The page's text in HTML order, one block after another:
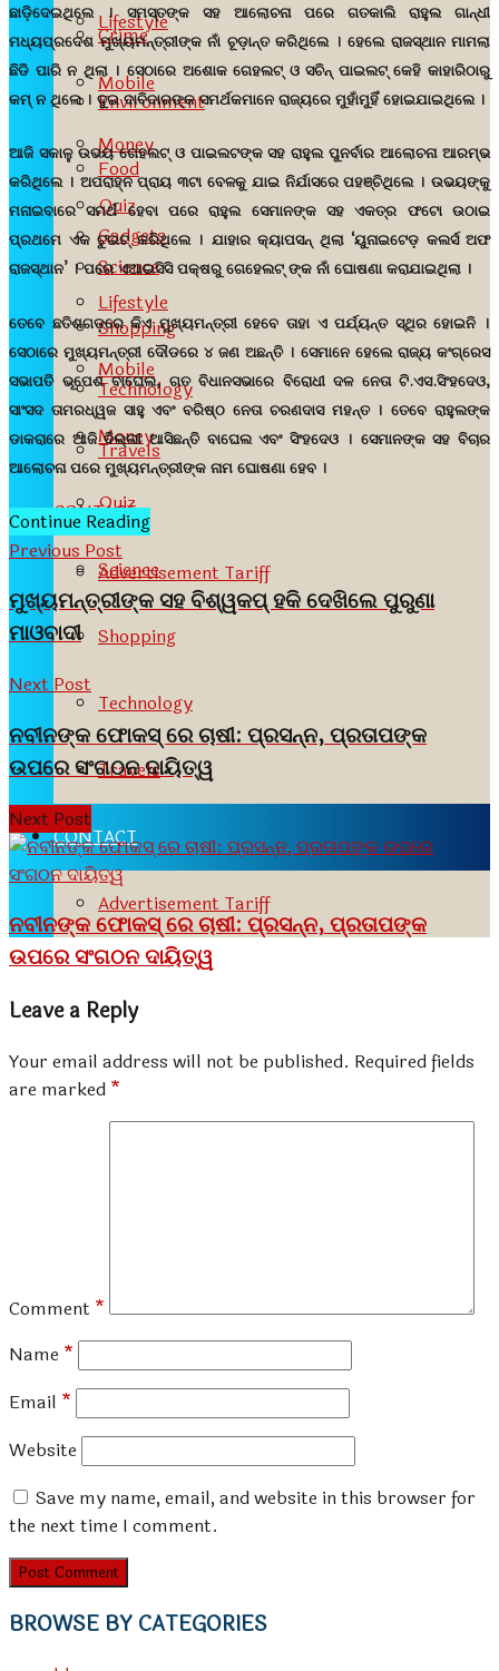
Lifestyle
Mobile
Money
Quiz
Science
Shopping
Technology
Travels
CONTACT
Advertisement Tariff
Crime
Environment
Food
Gadgets
Lifestyle
Mobile
Money
Quiz
Science
Shopping
Technology
Travels
CONTACT
Advertisement Tariff
ଛାଡ଼ିଦେଇଥିଲେ । ସମସ୍ତଙ୍କ ସହ ଆଲୋଚନା ପରେ ଗତକାଲି ରାହୁଲ ଗାନ୍ଧୀ
ମଧ୍ୟପ୍ରଦେଶ ମୁଖ୍ୟମନ୍ତ୍ରୀଙ୍କ ନାଁ ଚୂଡ଼ାନ୍ତ କରିଥିଲେ । ହେଲେ ରାଜସ୍ଥାନ ମାମଲା
ଛିଡି ପାରି ନ ଥିଲା । ସେଠାରେ ଅଶୋକ ଗେହଲଟ୍ ଓ ସଚିନ୍ ପାଇଲଟ୍ କେହି କାହାରିଠାରୁ
କମ୍ ନ ଥିଲେ । ଦୁଇ ଦାବିଦାରଙ୍କ ସମର୍ଥକମାନେ ରାଜ୍ୟରେ ମୁହାଁମୁହିଁ ହୋଇଯାଇଥିଲେ ।
ଆଜି ସକାଳୁ ଉଭୟ ଗେହଲଟ୍ ଓ ପାଇଲଟଙ୍କ ସହ ରାହୁଲ ପୁନର୍ବାର ଆଲୋଚନା ଆରମ୍ଭ
କରିଥିଲେ । ଅପରାହ୍ନ ପ୍ରାୟ ୩ଟା ବେଳକୁ ଯାଇ ନିର୍ଯାସରେ ପହଞ୍ଚିଥିଲେ । ଉଭୟଙ୍କୁ
ମନାଇବାରେ ସମର୍ଥ ହେବା ପରେ ରାହୁଲ ସେମାନଙ୍କ ସହ ଏକତ୍ର ଫଟୋ ଉଠାଇ
ପ୍ରଥମେ ଏକ ଟୁଇଟ୍ କରିଥିଲେ । ଯାହାର କ୍ୟାପସନ୍ ଥିଲା ‘ୟୁନାଇଟେଡ଼ କଲର୍ସ ଅଫ
ରାଜସ୍ଥାନ’ । ପରେ ଏଆଇସିସି ପକ୍ଷରୁ ଗେହେଲଟ୍ ଙ୍କ ନାଁ ଘୋଷଣା କରାଯାଇଥିଲା ।
ତେବେ ଛତିଶଗଡ଼ରେ କିଏ ମୁଖ୍ୟମନ୍ତ୍ରୀ ହେବେ ତାହା ଏ ପର୍ଯ୍ୟନ୍ତ ସ୍ଥିର ହୋଇନି ।
ସେଠାରେ ମୁଖ୍ୟମନ୍ତ୍ରୀ ଦୌଡରେ ୪ ଜଣ ଅଛନ୍ତି । ସେମାନେ ହେଲେ ରାଜ୍ୟ କଂଗ୍ରେସ
ସଭାପତି ଭୂପେଶ ବାଘେଲ, ଗତ ବିଧାନସଭାରେ ବିରୋଧୀ ଦଳ ନେତା ଟି.ଏସ.ସିଂହଦେଓ,
ସାଂସଦ ତାମରଧ୍ୱଜ ସାହୁ ଏବଂ ବରିଷ୍ଠ ନେତା ଚରଣଦାସ ମହନ୍ତ । ତେବେ ରାହୁଲଙ୍କ
ଡାକରାରେ ଆଜି ଦିଲ୍ଲୀ ଆସିଛନ୍ତି ବାଘେଲ ଏବଂ ସିଂହଦେଓ । ସେମାନଙ୍କ ସହ ବିଚାର
ଆଲୋଚନା ପରେ ମୁଖ୍ୟମନ୍ତ୍ରୀଙ୍କ ନାମ ଘୋଷଣା ହେବ ।
Continue Reading
Previous Post
ମୁଖ୍ୟମନ୍ତ୍ରୀଙ୍କ ସହ ବିଶ୍ୱକପ୍ ହକି ଦେଖିଲେ ପୁରୁଣା
ମାଓବାଦୀ
Next Post
ନବୀନଙ୍କ ଫୋକସ୍ ରେ ଚାଷୀ: ପ୍ରସନ୍ନ, ପ୍ରତାପଙ୍କ
ଉପରେ ସଂଗଠନ ଦାୟିତ୍ୱ
Next Post
ନବୀନଙ୍କ ଫୋକସ୍ ରେ ଚାଷୀ: ପ୍ରସନ୍ନ, ପ୍ରତାପଙ୍କ
ଉପରେ ସଂଗଠନ ଦାୟିତ୍ୱ
Leave a Reply
Your email address will not be published. Required fields
are marked *
Comment *
Name *
Email *
Website
Save my name, email, and website in this browser for
the next time I comment.
BROWSE BY CATEGORIES